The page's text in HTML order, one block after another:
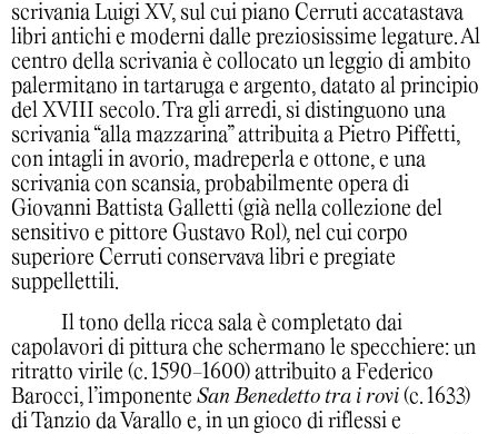
scrivania Luigi XV, sul cui piano Cerruti accatastava
libri antichi e moderni dalle preziosissime legature. Al
centro della scrivania è collocato un leggio di ambito
palermitano in tartaruga e argento, datato al principio
del XVIII secolo. Tra gli arredi, si distinguono una
scrivania “alla mazzarina” attribuita a Pietro Piffetti,
con intagli in avorio, madreperla e ottone, e una
scrivania con scansia, probabilmente opera di
Giovanni Battista Galletti (già nella collezione del
sensitivo e pittore Gustavo Rol), nel cui corpo
superiore Cerruti conservava libri e pregiate
suppellettili.
Il tono della ricca sala è completato dai
capolavori di pittura che schermano le specchiere: un
ritratto virile (c. 1590-1600) attribuito a Federico
Barocci, l’imponente San Benedetto tra i rovi (c. 1633)
di Tanzio da Varallo e, in un gioco di riflessi e